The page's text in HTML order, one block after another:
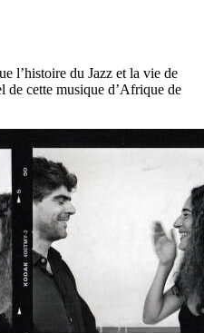
l’histoire du Jazz et la vie de
de cette musique d’Afrique de